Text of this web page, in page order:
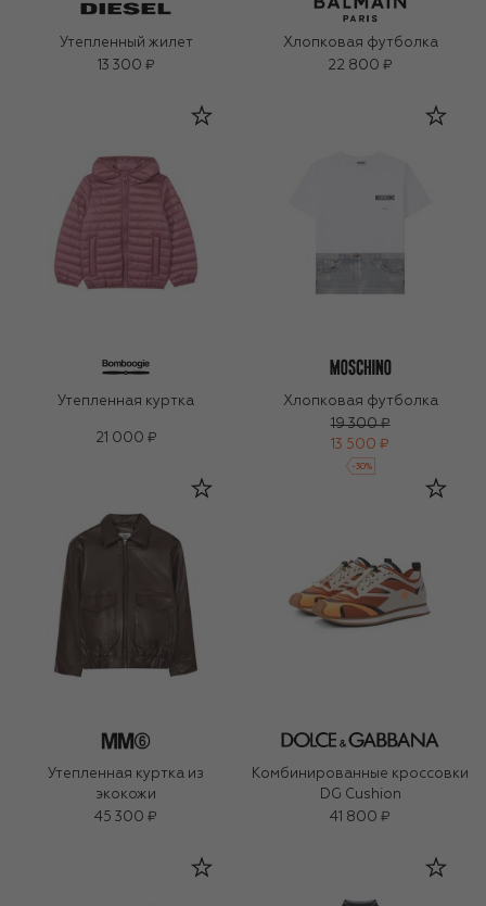
Утепленный жилет
13 300 ₽
Хлопковая футболка
22 800 ₽
Утепленная куртка
21 000 ₽
Хлопковая футболка
19 300 ₽
13 500 ₽
-30%
Утепленная куртка из
экокожи
45 300 ₽
Комбинированные кроссовки
DG Cushion
41 800 ₽